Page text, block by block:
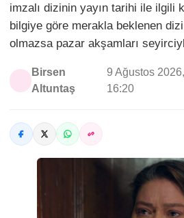
imzalı dizinin yayın tarihi ile ilgili
bilgiye göre merakla beklenen
olmazsa pazar akşamları
Birsen
Altuntaş
9 Ağustos
16:20